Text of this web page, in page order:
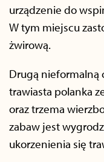
urządzenie do
W tym miejscu
żwirową.
Drugą nieformalną
trawiasta polanka
oraz trzema
zabaw jest
ukorzenienia się